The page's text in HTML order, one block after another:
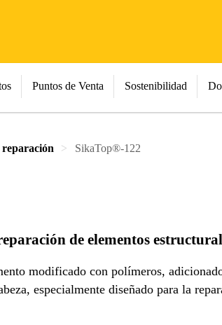
Puntos de Venta Sostenibilidad
SikaTop®-122
de elementos
modificado con polímeros,
especialmente diseñado para la